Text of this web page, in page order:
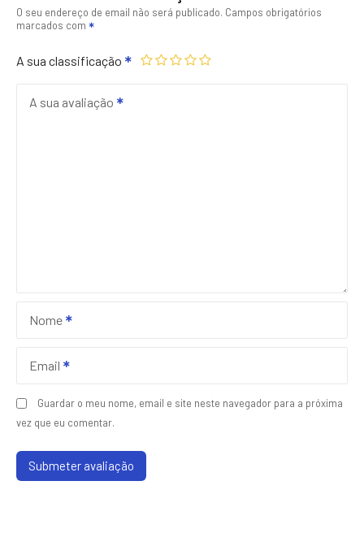
O seu endereço de email não será publicado. Campos obrigatórios
marcados com
A sua classificação
A sua avaliação
Nome
Email
Guardar o meu nome, email e site neste navegador para a próxima
vez que eu comentar.